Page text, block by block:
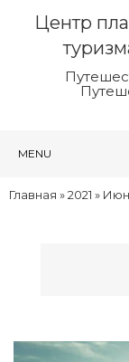
Центр
MENU
Главная »2021 »